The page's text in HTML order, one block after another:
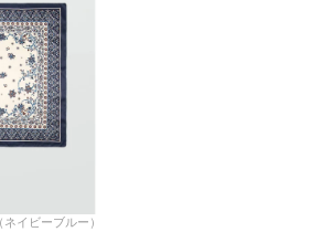
イビーブルー）